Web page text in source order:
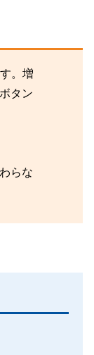
。増
タン
らな